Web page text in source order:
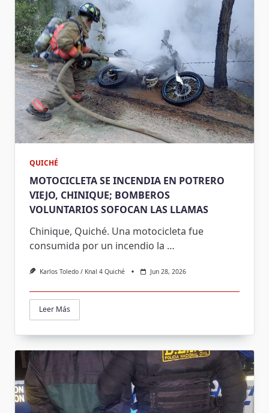
QUICHÉ
MOTOCICLETA SE INCENDIA EN POTRERO
VIEJO, CHINIQUE; BOMBEROS
VOLUNTARIOS SOFOCAN LAS LLAMAS
Chinique, Quiché. Una motocicleta fue
consumida por un incendio la …
Karlos Toledo / Knal 4 Quiché Jun 28, 2026
Leer Más